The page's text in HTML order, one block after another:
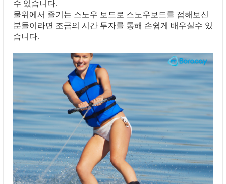
수 있습니다.
물위에서 즐기는 스노우 보드로 스노우보드를 접해보신
분들이라면 조금의 시간 투자를 통해 손쉽게 배우실수 있
습니다.